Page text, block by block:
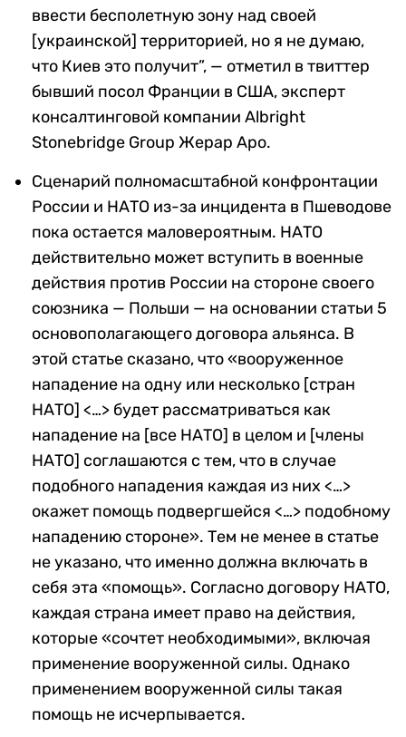
ввести бесполетную зону над своей
[украинской] территорией, но я не думаю,
что Киев это получит”, — отметил в твиттер
бывший посол Франции в США, эксперт
консалтинговой компании Albright
Stonebridge Group Жерар Аро.
Сценарий полномасштабной конфронтации
России и НАТО из-за инцидента в Пшеводове
пока остается маловероятным. НАТО
действительно может вступить в военные
действия против России на стороне своего
союзника — Польши — на основании статьи 5
основополагающего договора альянса. В
этой статье сказано, что «вооруженное
нападение на одну или несколько [стран
НАТО] <…> будет рассматриваться как
нападение на [все НАТО] в целом и [члены
НАТО] соглашаются с тем, что в случае
подобного нападения каждая из них <…>
окажет помощь подвергшейся <…> подобному
нападению стороне». Тем не менее в статье
не указано, что именно должна включать в
себя эта «помощь». Согласно договору НАТО,
каждая страна имеет право на действия,
которые «сочтет необходимыми», включая
применение вооруженной силы. Однако
применением вооруженной силы такая
помощь не исчерпывается.